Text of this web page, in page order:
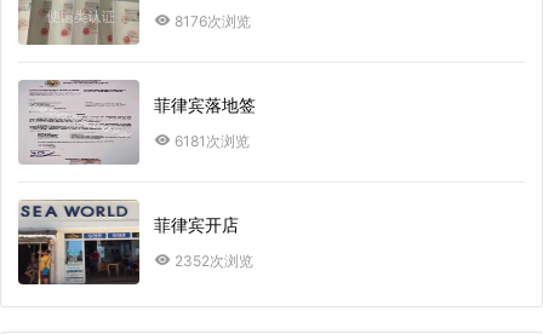
8176次浏览
菲律宾落地签
6181次浏览
菲律宾开店
2352次浏览